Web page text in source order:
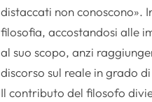
distaccati non conoscono».
filosofia, accostandosi alle
al suo scopo, anzi
discorso sul reale in grado
Il contributo del filosofo